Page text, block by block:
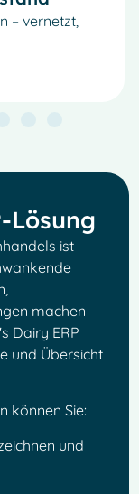
– vernetzt,
Lösung
ist
machen
Dairy ERP
und Übersicht
können Sie:
und